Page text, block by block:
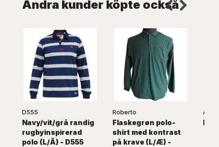
Andra kunder köpte också
D555
Navy/vit/grå randig
rugbyinspirerad
polo (L/Ä) - D555
Roberto
Flaskegrøn polo-
shirt med kontrast
på krave (L/Æ) -